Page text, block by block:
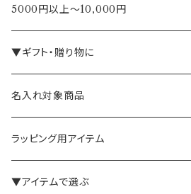
5000円以上～10,000円
▼ギフト・贈り物に
名入れ対象商品
ラッピング用アイテム
▼アイテムで選ぶ